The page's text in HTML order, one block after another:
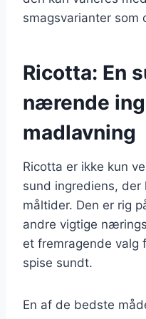
smagsvarianter som
Ricotta: En
nærende
madlavning
Ricotta er ikke kun
sund ingrediens,
måltider. Den er rig
andre vigtige
et fremragende valg
spise sundt.
En af de bedste